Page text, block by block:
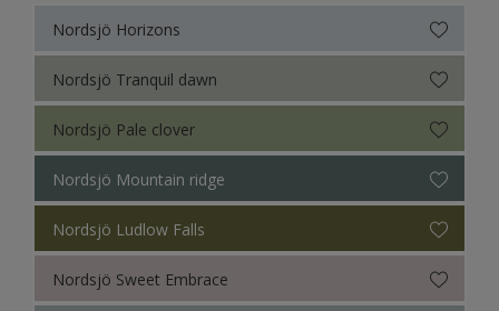
Nordsjö Horizons
Nordsjö Tranquil dawn
Nordsjö Pale clover
Nordsjö Mountain ridge
Nordsjö Ludlow Falls
Nordsjö Sweet Embrace